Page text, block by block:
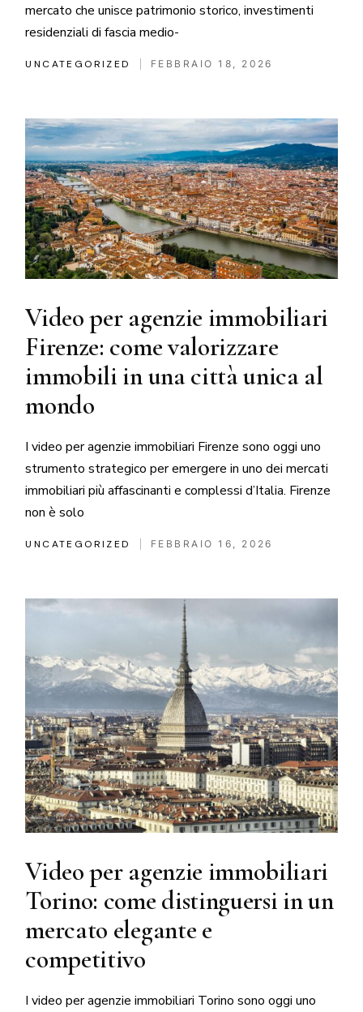
mercato che unisce patrimonio storico, investimenti
residenziali di fascia medio-
UNCATEGORIZED FEBBRAIO 18, 2026
Video per agenzie immobiliari
Firenze: come valorizzare
immobili in una città unica al
mondo
I video per agenzie immobiliari Firenze sono oggi uno
strumento strategico per emergere in uno dei mercati
immobiliari più affascinanti e complessi d’Italia. Firenze
non è solo
UNCATEGORIZED FEBBRAIO 16, 2026
Video per agenzie immobiliari
Torino: come distinguersi in un
mercato elegante e
competitivo
I video per agenzie immobiliari Torino sono oggi uno